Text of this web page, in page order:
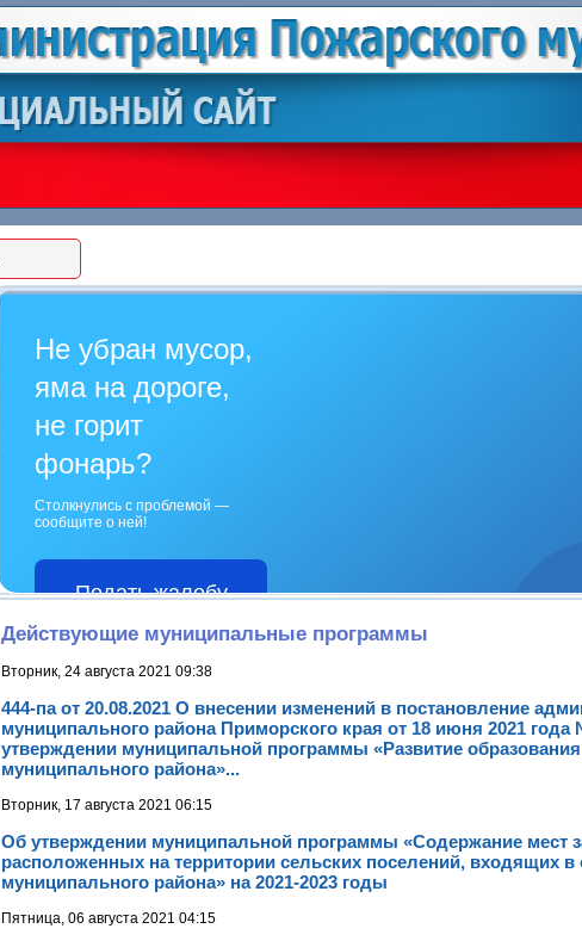
Не убран мусор,
яма на дороге,
не горит
фонарь?
Столкнулись с проблемой —
сообщите о ней!
Подать жалобу
Действующие муниципальные программы
Вторник, 24 августа 2021 09:38
444-па от 20.08.2021 О внесении изменений в постановление
муниципального района Приморского края от 18 июня 2021
утверждении муниципальной программы «Развитие
муниципального района»...
Вторник, 17 августа 2021 06:15
Об утверждении муниципальной программы «Содержание мест
расположенных на территории сельских поселений, входящих в
муниципального района» на 2021-2023 годы
Пятница, 06 августа 2021 04:15